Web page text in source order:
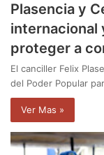
Plasencia y
internacional
proteger a
El canciller Felix
del Poder Popular
Ver Mas »